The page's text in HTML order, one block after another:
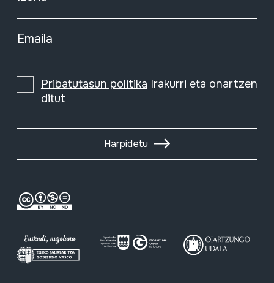
Emaila
Pribatutasun politika Irakurri eta onartzen
ditut
Harpidetu